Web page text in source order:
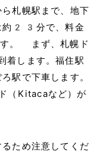
札幌駅まで、地下
約23分で、料金
。 まず、札幌ド
します。福住駅
駅で下車します。
（Kitacaなど）が
ため注意してくだ